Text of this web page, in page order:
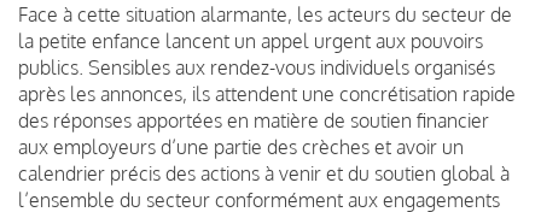
Face à cette situation alarmante, les acteurs du secteur de
la petite enfance lancent un appel urgent aux pouvoirs
publics. Sensibles aux rendez-vous individuels organisés
après les annonces, ils attendent une concrétisation rapide
des réponses apportées en matière de soutien financier
aux employeurs d’une partie des crèches et avoir un
calendrier précis des actions à venir et du soutien global à
l’ensemble du secteur conformément aux engagements